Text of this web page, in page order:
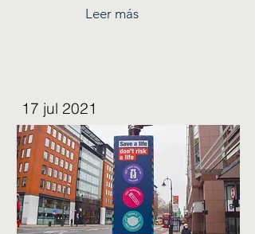
Leer más
17 jul 2021